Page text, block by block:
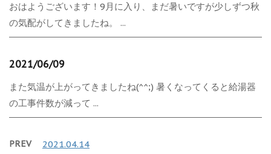
おはようございます！9月に入り、まだ暑いですが少しずつ秋
の気配がしてきましたね。 ...
2021/06/09
また気温が上がってきましたね(^^;) 暑くなってくると給湯器
の工事件数が減って ...
PREV 2021.04.14